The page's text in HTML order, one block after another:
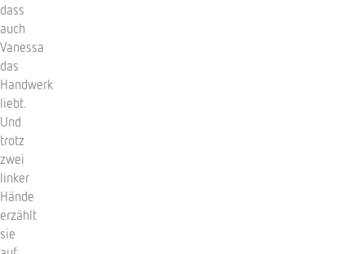
dass
auch
Vanessa
das
Handwerk
liebt.
Und
trotz
zwei
linker
Hände
erzählt
sie